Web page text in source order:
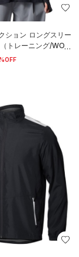
ション ロングスリー
トレーニング/WOM